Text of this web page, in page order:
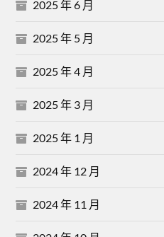
2025 年 6 月
2025 年 5 月
2025 年 4 月
2025 年 3 月
2025 年 1 月
2024 年 12 月
2024 年 11 月